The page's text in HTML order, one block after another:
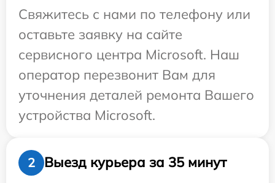
Свяжитесь с нами по телефону или
оставьте заявку на сайте
сервисного центра Microsoft. Наш
оператор перезвонит Вам для
уточнения деталей ремонта Вашего
устройства Microsoft.
2
Выезд курьера за 35 минут